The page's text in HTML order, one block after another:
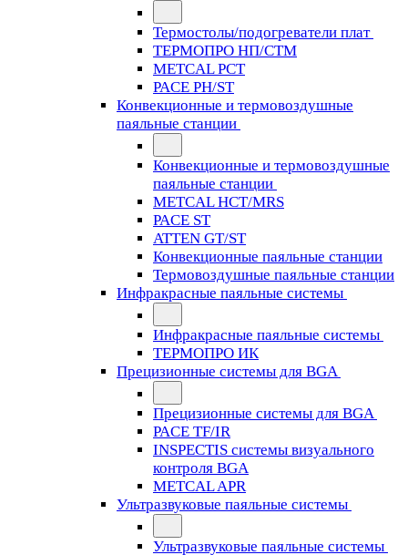
Термостолы/подогреватели плат
ТЕРМОПРО НП/СТМ
METCAL PCT
PACE PH/ST
Конвекционные и термовоздушные
паяльные станции
Конвекционные и термовоздушные
паяльные станции
METCAL HCT/MRS
PACE ST
ATTEN GT/ST
Конвекционные паяльные станции
Термовоздушные паяльные станции
Инфракрасные паяльные системы
Инфракрасные паяльные системы
ТЕРМОПРО ИК
Прецизионные системы для BGA
Прецизионные системы для BGA
PACE TF/IR
INSPECTIS системы визуального
контроля BGA
METCAL APR
Ультразвуковые паяльные системы
Ультразвуковые паяльные системы